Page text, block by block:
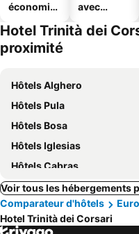
économiq
avec
Hotel Trinità dei
proximité
Hôtels Alghero
Hôtels Pula
Hôtels Bosa
Hôtels Iglesias
Hôtels Cabras
Voir tous les hébergements
Comparateur d'hôtels
Hotel Trinità dei Corsari